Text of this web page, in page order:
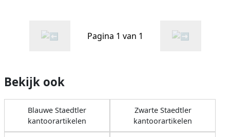
Pagina 1 van 1
Bekijk ook
Blauwe Staedtler
kantoorartikelen
Zwarte Staedtler
kantoorartikelen